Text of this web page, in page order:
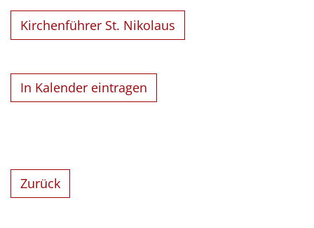
Kirchenführer St. Nikolaus
In Kalender eintragen
Zurück